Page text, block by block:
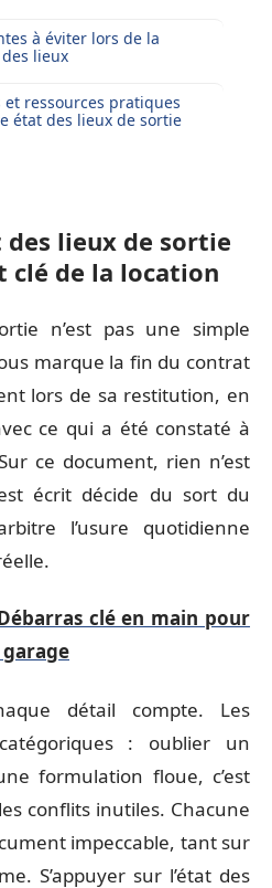
à éviter lors de la
lieux
et ressources pratiques
état des lieux de sortie
des lieux de sortie
clé de la location
n’est pas une simple
marque la fin du contrat
lors de sa restitution, en
ce qui a été constaté à
ce document, rien n’est
écrit décide du sort du
l’usure quotidienne
clé en main pour
détail compte. Les
: oublier un
formulation floue, c’est
conflits inutiles. Chacune
impeccable, tant sur
S’appuyer sur l’état des